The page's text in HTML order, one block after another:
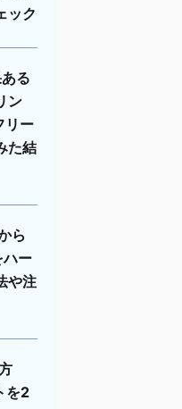
ック
る
ン
リー
た結
ら
ハー
や注
を2